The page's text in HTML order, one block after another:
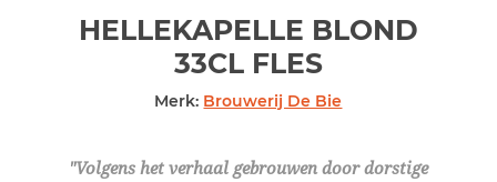
HELLEKAPELLE BLOND
33CL FLES
Merk: Brouwerij De Bie
"Volgens het verhaal gebrouwen door dorstige